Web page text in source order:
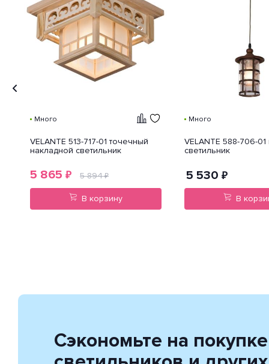
Много
VELANTE 513-717-01 точечный
накладной светильник
5 865 ₽ 5 894₽
В корзину
Много
VELANTE 588-706-
светильник
5 530 ₽
В
Сэкономьте на покупке